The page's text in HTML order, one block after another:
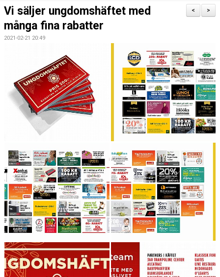
VÅRA LAG OCH TRÄNARE
>
<
Vi säljer ungdomshäftet med
många fina rabatter
2021-02-21 20:49